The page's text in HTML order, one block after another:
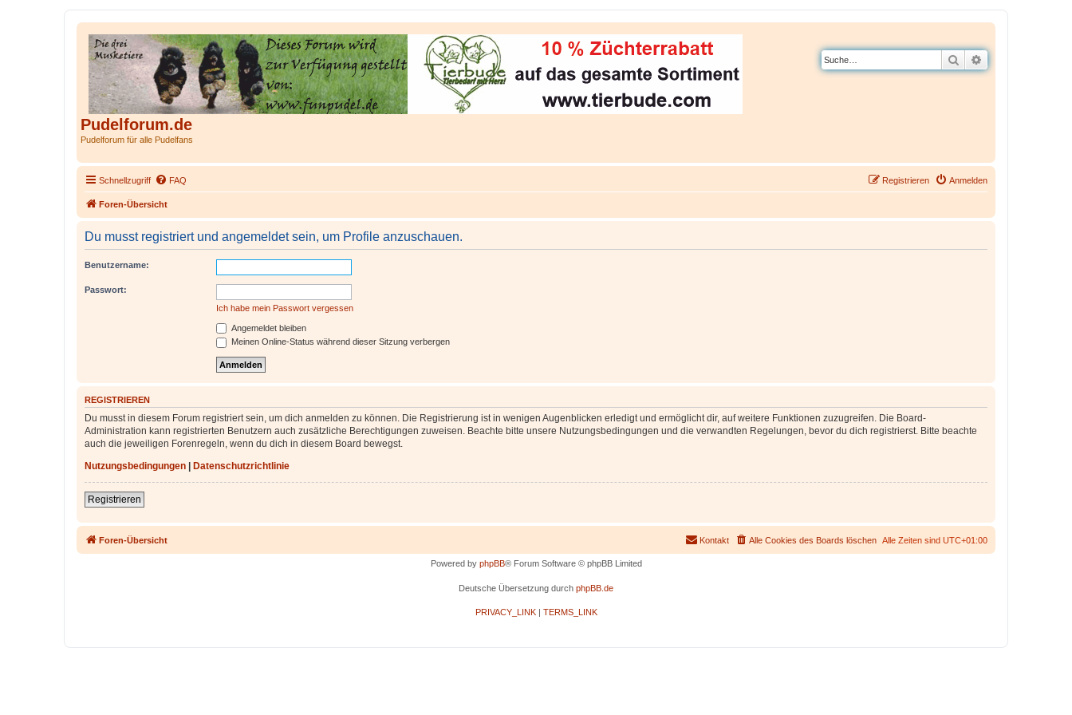
Pudelforum.de
Pudelforum für alle Pudelfans
Suche
Schnellzugriff FAQ Anmelden
Registrieren
Foren-Übersicht
Du musst registriert und angemeldet sein, um Profile anzuschauen.
Benutzername:
Passwort:
Ich habe mein Passwort vergessen
Angemeldet bleiben
Meinen Online-Status während dieser Sitzung verbergen
REGISTRIEREN
Du musst in diesem Forum registriert sein, um dich anmelden zu können. Die Registrierung ist in wenigen Augenblicken erledigt und ermöglicht dir, auf weitere Funktionen zuzugreifen. Die Board-
Administration kann registrierten Benutzern auch zusätzliche Berechtigungen zuweisen. Beachte bitte unsere Nutzungsbedingungen und die verwandten Regelungen, bevor du dich registrierst. Bitte beachte
auch die jeweiligen Forenregeln, wenn du dich in diesem Board bewegst.
Nutzungsbedingungen
Datenschutzrichtlinie
Registrieren
Foren-Übersicht Alle Zeiten sind UTC+01:00
Alle Cookies des Boards löschen
Kontakt
Powered by phpBB® Forum Software © phpBB Limited
Deutsche Übersetzung durch phpBB.de
PRIVACY_LINK| TERMS_LINK